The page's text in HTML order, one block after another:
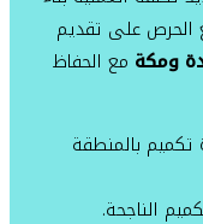
الحرص على تقديم
ومكة مع الحفاظ
تكميم بالمنطقة
الناجحة.